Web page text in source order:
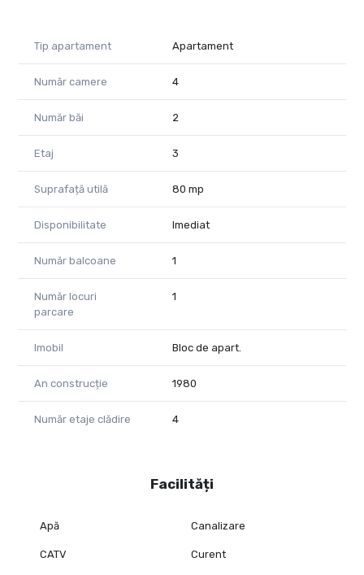
Tip apartament Apartament
Număr camere 4
Număr băi 2
Etaj 3
Suprafață utilă 80 mp
Disponibilitate Imediat
Număr balcoane 1
Număr locuri
parcare
1
Imobil Bloc de apart.
An construcție 1980
Număr etaje clădire 4
Facilități
Apă Canalizare
CATV Curent